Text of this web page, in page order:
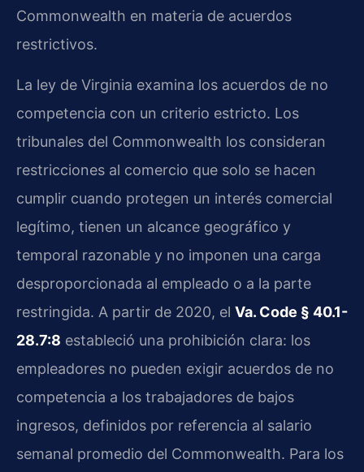
Commonwealth en materia de acuerdos
restrictivos.
La ley de Virginia examina los acuerdos de no
competencia con un criterio estricto. Los
tribunales del Commonwealth los consideran
restricciones al comercio que solo se hacen
cumplir cuando protegen un interés comercial
legítimo, tienen un alcance geográfico y
temporal razonable y no imponen una carga
desproporcionada al empleado o a la parte
restringida. A partir de 2020, el Va. Code § 40.1-
28.7:8 estableció una prohibición clara: los
empleadores no pueden exigir acuerdos de no
competencia a los trabajadores de bajos
ingresos, definidos por referencia al salario
semanal promedio del Commonwealth. Para los